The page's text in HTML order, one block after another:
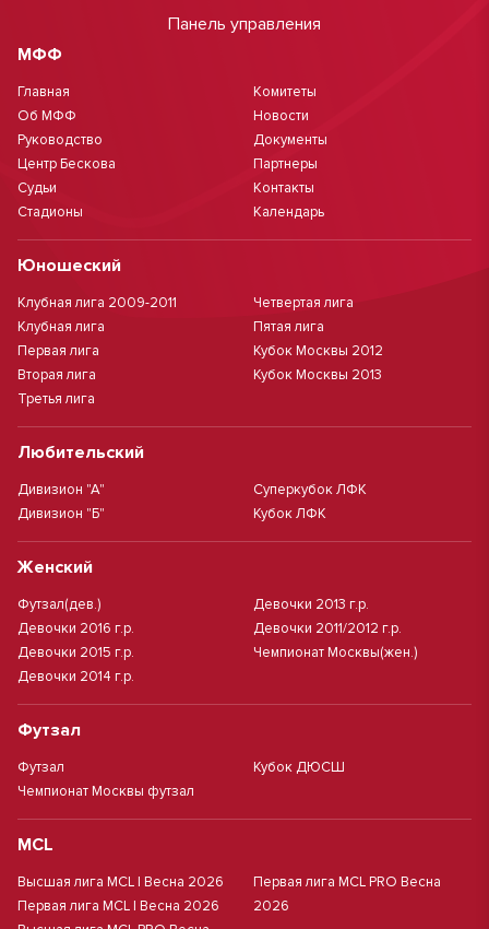
Панель управления
МФФ
Главная
Об МФФ
Руководство
Центр Бескова
Судьи
Стадионы
Комитеты
Новости
Документы
Партнеры
Контакты
Календарь
Юношеский
Клубная лига 2009-2011
Клубная лига
Первая лига
Вторая лига
Третья лига
Четвертая лига
Пятая лига
Кубок Москвы 2012
Кубок Москвы 2013
Любительский
Дивизион "А"
Дивизион "Б"
Суперкубок ЛФК
Кубок ЛФК
Женский
Футзал(дев.)
Девочки 2016 г.р.
Девочки 2015 г.р.
Девочки 2014 г.р.
Девочки 2013 г.р.
Девочки 2011/2012 г.р.
Чемпионат Москвы(жен.)
Футзал
Футзал
Чемпионат Москвы футзал
Кубок ДЮСШ
MCL
Высшая лига MCL | Весна 2026
Первая лига MCL | Весна 2026
Первая лига MCL PRO Весна
2026